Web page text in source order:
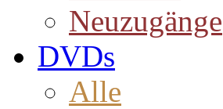
Neuzugänge
DVDs
Alle